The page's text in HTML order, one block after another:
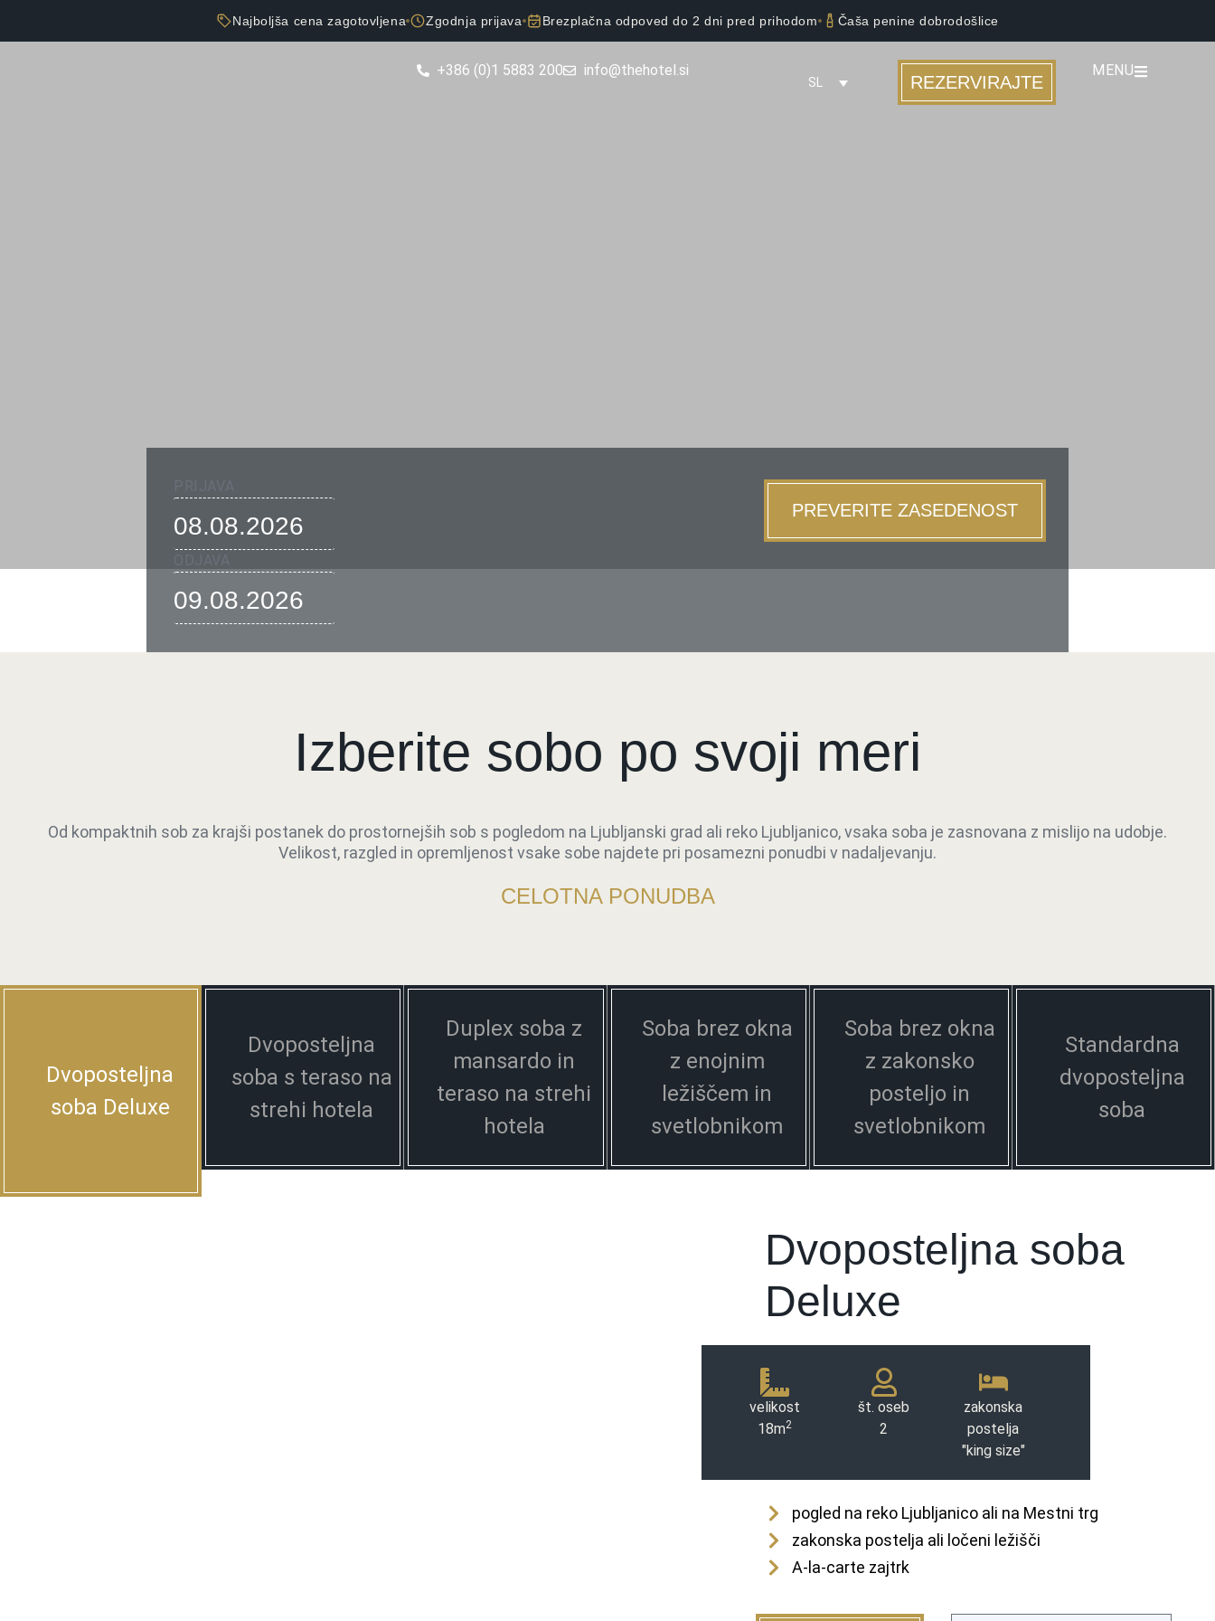
Najboljša cena zagotovljena Zgodnja prijava Brezplačna odpoved do 2 dni pred prihodom Čaša penine dobrodošlice
+386 (0)1 5883 200 info@thehotel.si
SL REZERVIRAJTE
MENU
The Hotel Ljubljana
Butični hotel v centru Ljubljane
Korak ven v utrip starega mestnega jedra, korak nazaj v prefinjen komfor in osebno pozornost.
PRIJAVA
ODJAVA
PREVERITE ZASEDENOST
Izberite sobo po svoji meri
Od kompaktnih sob za krajši postanek do prostornejših sob s pogledom na Ljubljanski grad ali reko Ljubljanico, vsaka soba je zasnovana z mislijo na udobje.
Velikost, razgled in opremljenost vsake sobe najdete pri posamezni ponudbi v nadaljevanju.
CELOTNA PONUDBA
Dvoposteljna
soba Deluxe
Dvoposteljna
soba s teraso na
strehi hotela
Duplex soba z
mansardo in
teraso na strehi
hotela
Soba brez okna
z enojnim
ležiščem in
svetlobnikom
Soba brez okna
z zakonsko
posteljo in
svetlobnikom
Standardna
dvoposteljna
soba
Dvoposteljna soba
Deluxe
velikost
18m2
št. oseb
2
zakonska
postelja
"king size"
pogled na reko Ljubljanico ali na Mestni trg
zakonska postelja ali ločeni ležišči
A-la-carte zajtrk